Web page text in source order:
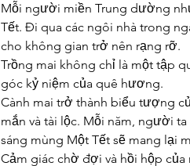
Mỗi người miền Trung dường
Tết. Đi qua các ngôi nhà trong
cho không gian trở nên rạng rỡ.
Trồng mai không chỉ là một tập
góc kỷ niệm của quê hương.
Cành mai trở thành biểu tượng
mắn và tài lộc. Mỗi năm, người
sáng mùng Một Tết sẽ mang lại
Cảm giác chờ đợi và hồi hộp